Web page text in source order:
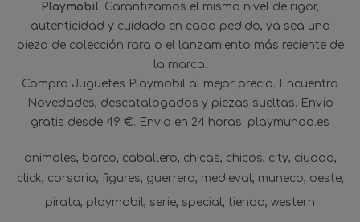
Playmobil. Garantizamos el mismo nivel de rigor,
autenticidad y cuidado en cada pedido, ya sea una
pieza de colección rara o el lanzamiento más reciente de
la marca.
Compra Juguetes Playmobil al mejor precio. Encuentra
Novedades, descatalogados y piezas sueltas. Envío
gratis desde 49 €. Envio en 24 horas. playmundo.es
animales barco caballero chicas chicos city ciudad
click corsario figures guerrero medieval muneco oeste
pirata playmobil serie special tienda western